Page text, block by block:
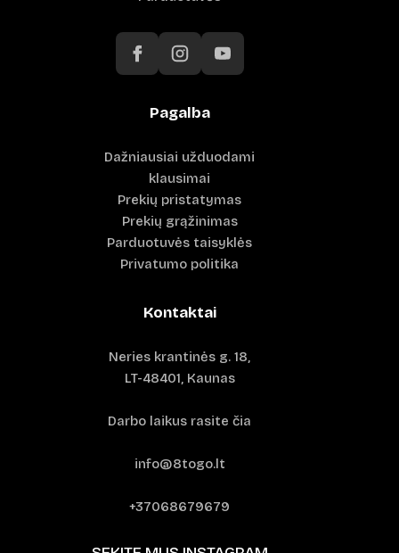
Pagalba
Dažniausiai užduodami
klausimai
Prekių pristatymas
Prekių grąžinimas
Parduotuvės taisyklės
Privatumo politika
Kontaktai
Neries krantinės g. 18,
LT-48401, Kaunas
Darbo laikus rasite čia
info@8togo.lt
+37068679679